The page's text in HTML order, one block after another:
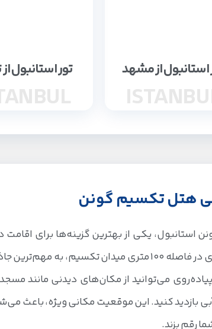
استانبول از مشهد تور استانبول
هتل تکسیم گونن
استانبول، یکی از بهترین گزینه‌ها برای
قرارگیری در فاصله 100 متری میدان
می‌توانید از مکان‌های دیدنی مانند مسجد
بازدید کنید. این موقعیت مکانی ویژه، باعث
رقم بزند.